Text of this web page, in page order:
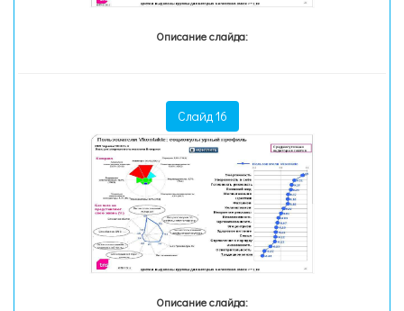
Описание слайда:
Слайд 16
Описание слайда: